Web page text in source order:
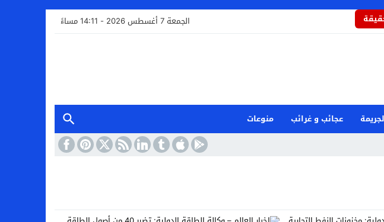
الجمعة 7 أغسطس 2026 - 14:11 مساءً
عجائب و غرائب
منوعات